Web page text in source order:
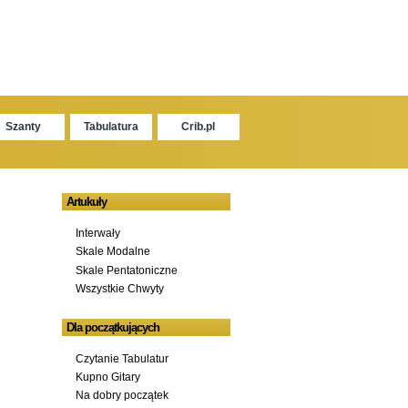
Szanty Tabulatura Crib.pl
Artukuły
Interwały
Skale Modalne
Skale Pentatoniczne
Wszystkie Chwyty
Dla początkujących
Czytanie Tabulatur
Kupno Gitary
Na dobry początek